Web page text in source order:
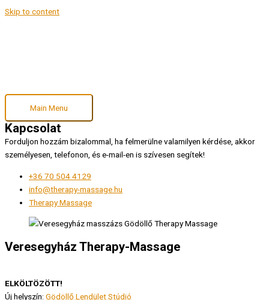
Skip to content
Main Menu
Kapcsolat
Forduljon hozzám bizalommal, ha felmerülne valamilyen kérdése, akkor
személyesen, telefonon, és e-mail-en is szívesen segítek!
+36 70 504 4129
info@therapy-massage.hu
Therapy Massage
Veresegyház Therapy-Massage
ELKÖLTÖZÖTT!
Új helyszín: Gödöllő Lendület Stúdió